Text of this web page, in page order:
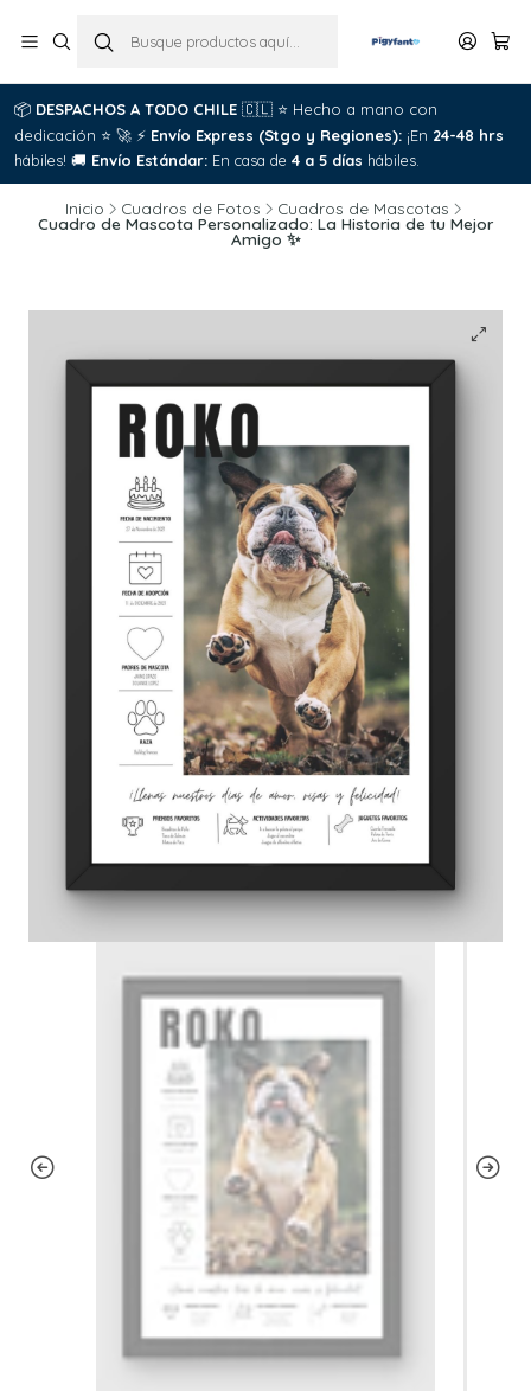
📦 DESPACHOS A TODO CHILE 🇨🇱 ⭐ Hecho a mano con
dedicación ⭐ 🚀 ⚡ Envío Express (Stgo y Regiones): ¡En 24-48 hrs
hábiles! 🚚 Envío Estándar: En casa de 4 a 5 días hábiles.
Inicio Cuadros de Fotos Cuadros de Mascotas
Cuadro de Mascota Personalizado: La Historia de tu Mejor
Amigo ✨